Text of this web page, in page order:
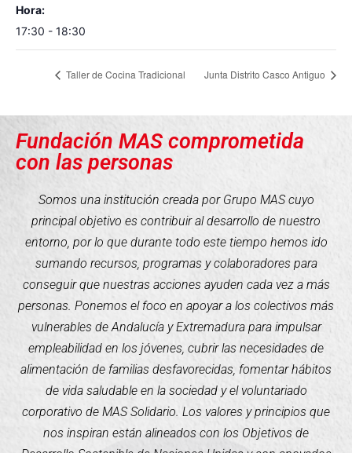
Hora:
17:30 - 18:30
Taller de Cocina Tradicional Junta Distrito Casco Antiguo
Fundación MAS comprometida
con las personas
Somos una institución creada por Grupo MAS cuyo
principal objetivo es contribuir al desarrollo de nuestro
entorno, por lo que durante todo este tiempo hemos ido
sumando recursos, programas y colaboradores para
conseguir que nuestras acciones ayuden cada vez a más
personas. Ponemos el foco en apoyar a los colectivos más
vulnerables de Andalucía y Extremadura para impulsar
empleabilidad en los jóvenes, cubrir las necesidades de
alimentación de familias desfavorecidas, fomentar hábitos
de vida saludable en la sociedad y el voluntariado
corporativo de MAS Solidario. Los valores y principios que
nos inspiran están alineados con los Objetivos de